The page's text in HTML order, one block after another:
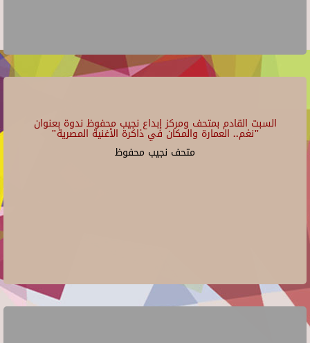
السبت القادم بمتحف ومركز إبداع نجيب محفوظ ندوة بعنوان
"نغم.. العمارة والمكان في ذاكرة الأغنية المصرية"
متحف نجيب محفوظ